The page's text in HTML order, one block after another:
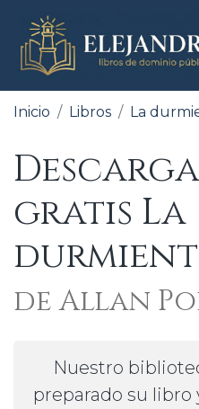
Inicio Libros La
gratis La
de Allan
Nuestro
preparado su libro